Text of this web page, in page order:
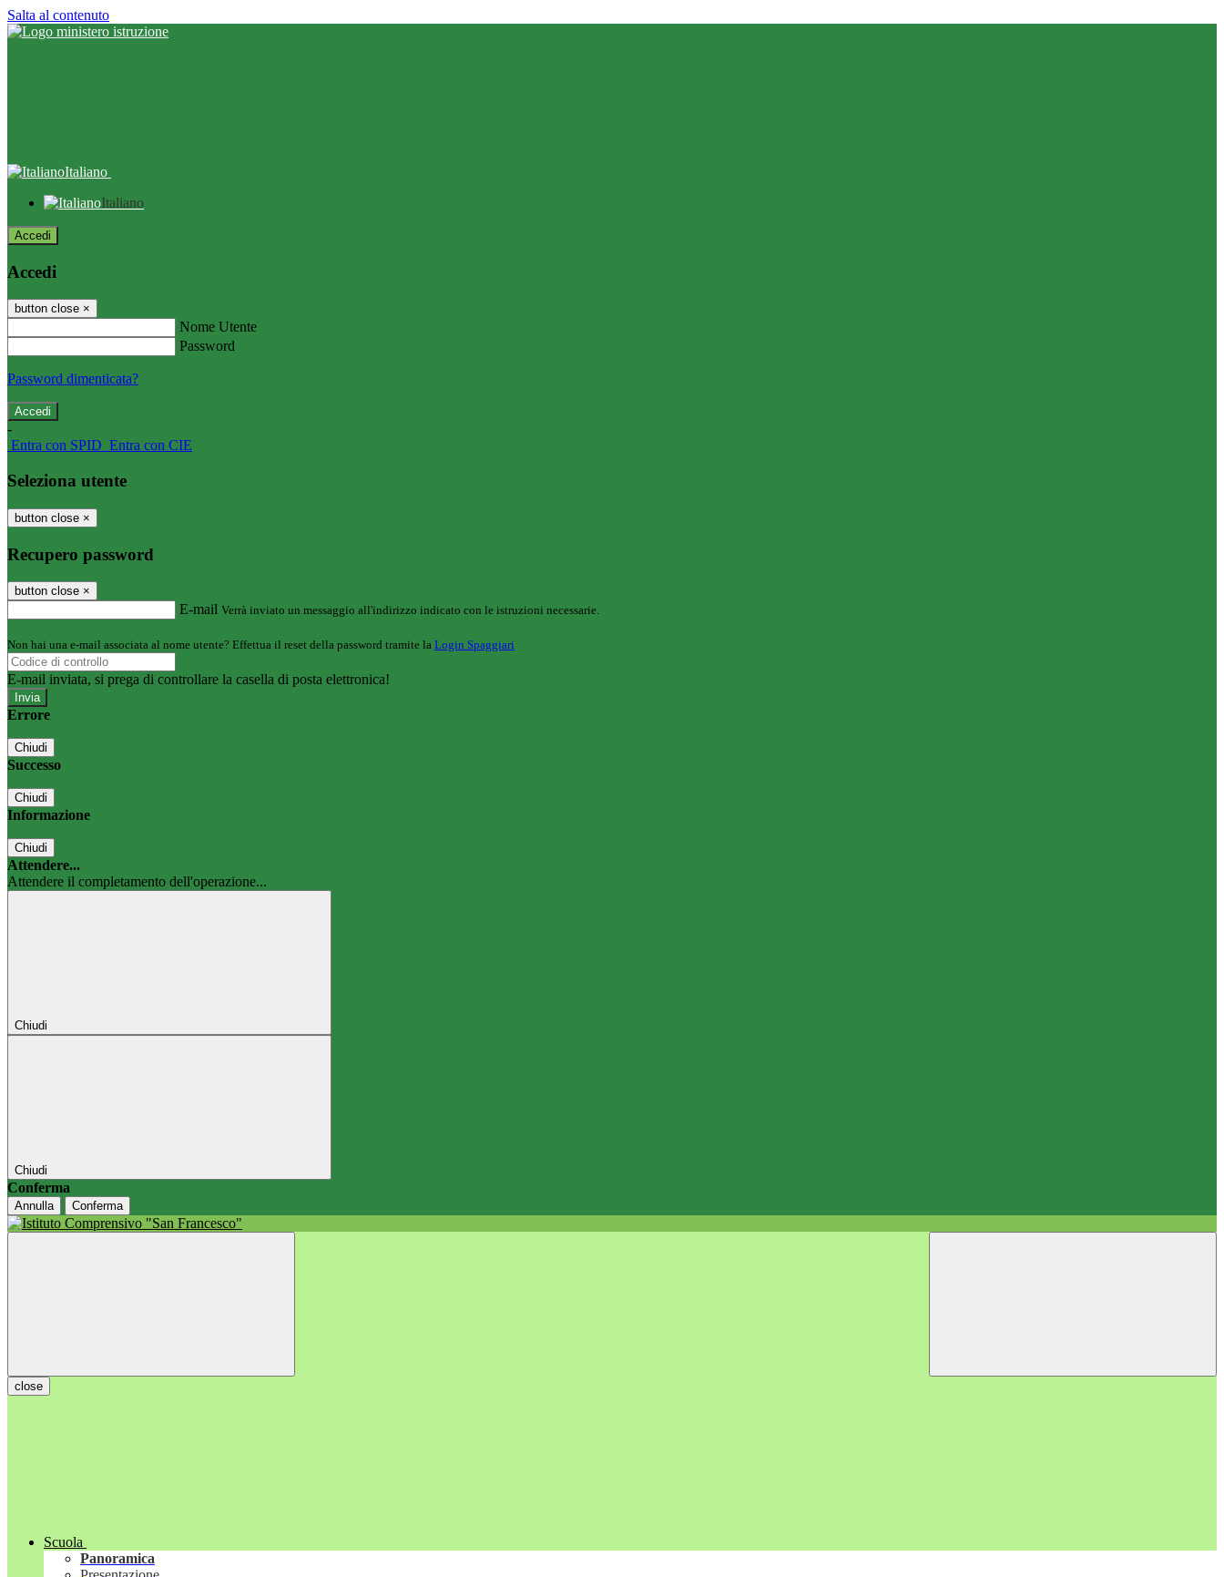
Salta al contenuto
Italiano
Italiano
Accedi
Accedi
button close ×
Nome Utente
Password
Password dimenticata?
-
Entra con SPID Entra con CIE
Seleziona utente
button close ×
Recupero password
button close ×
E-mail Verrà inviato un messaggio all'indirizzo indicato con le istruzioni necessarie.
Non hai una e-mail associata al nome utente? Effettua il reset della password tramite la Login Spaggiari
E-mail inviata, si prega di controllare la casella di posta elettronica!
Errore
Chiudi
Successo
Chiudi
Informazione
Chiudi
Attendere...
Attendere il completamento dell'operazione...
Chiudi
Chiudi
Conferma
Annulla Conferma
close
Scuola
Panoramica